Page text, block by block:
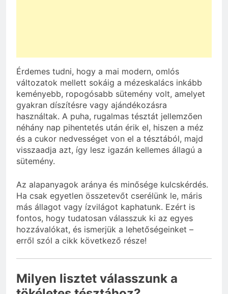
Érdemes tudni, hogy a mai modern, omlós
változatok mellett sokáig a mézeskalács inkább
keményebb, ropogósabb sütemény volt, amelyet
gyakran díszítésre vagy ajándékozásra
használtak. A puha, rugalmas tésztát jellemzően
néhány nap pihentetés után érik el, hiszen a méz
és a cukor nedvességet von el a tésztából, majd
visszaadja azt, így lesz igazán kellemes állagú a
sütemény.
Az alapanyagok aránya és minősége kulcskérdés.
Ha csak egyetlen összetevőt cserélünk le, máris
más állagot vagy ízvilágot kaphatunk. Ezért is
fontos, hogy tudatosan válasszuk ki az egyes
hozzávalókat, és ismerjük a lehetőségeinket –
erről szól a cikk következő része!
Milyen lisztet válasszunk a